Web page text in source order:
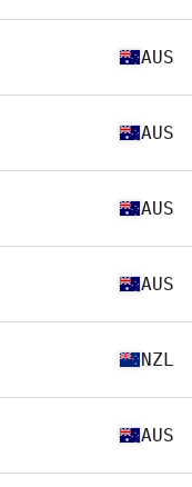
AUS
AUS
AUS
AUS
NZL
AUS